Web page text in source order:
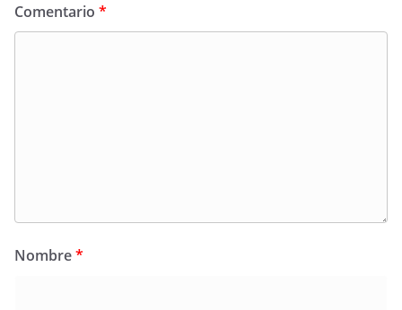
Comentario *
Nombre*